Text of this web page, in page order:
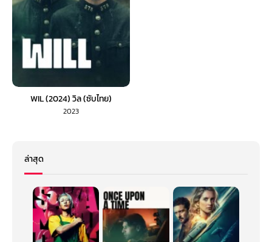
WIL (2024) วิล (ซับไทย)
2023
ล่าสุด